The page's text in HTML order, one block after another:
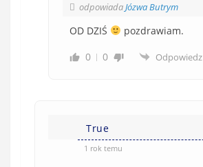
odpowiadaJózwa Butrym
OD DZIŚ
pozdrawiam.
0
0 Odpowiedz
True
1 rok temu